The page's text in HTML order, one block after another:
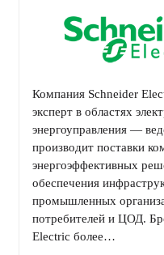
Компания Schneider
эксперт в областях
энергоуправления —
производит поставки
энергоэффективных
обеспечения
промышленных
потребителей и ЦОД.
Electric более…